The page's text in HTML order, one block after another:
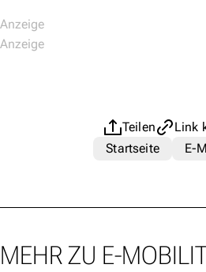
Teilen
Link
Startseite
E-
MEHR ZU E-